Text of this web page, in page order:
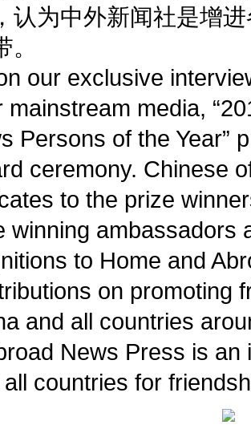
认为中外新闻社是增
our exclusive
mainstream media,
Persons of the Year”
ceremony. Chinese
to the prize
winning ambassadors
to Home and
on promoting
and all countries
News Press is
countries for